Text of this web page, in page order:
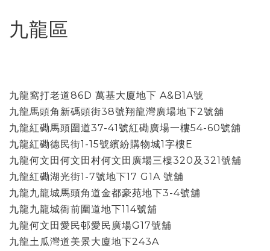
九龍區
九龍窩打老道86D 萬基大廈地下 A&B1A號
九龍馬頭角新碼頭街38號翔龍灣廣場地下2號舖
九龍紅磡馬頭圍道37-41號紅磡廣場一樓54-60號舖
九龍紅磡德民街1-15號繽紛購物城1字樓E
九龍何文田何文田村何文田廣場三樓320及321號舖
九龍紅磡湖光街1-7號地下17 G1A 號舖
九龍九龍城馬頭角道金都豪苑地下3-4號舖
九龍九龍城衙前圍道地下114號舖
九龍何文田愛民邨愛民廣場G17號舖
九龍土瓜灣道美景大廈地下243A